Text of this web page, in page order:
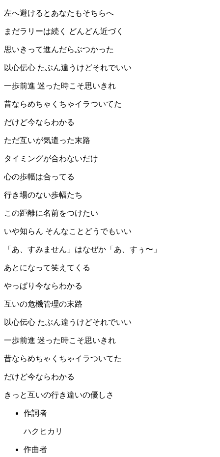
左へ避けるとあなたもそちらへ
まだラリーは続く どんどん近づく
思いきって進んだらぶつかった
以心伝心 たぶん違うけどそれでいい
一歩前進 迷った時こそ思いきれ
昔ならめちゃくちゃイラついてた
だけど今ならわかる
ただ互いが気遣った末路
タイミングが合わないだけ
心の歩幅は合ってる
行き場のない歩幅たち
この距離に名前をつけたい
いや知らん そんなことどうでもいい
「あ、すみません」はなぜか「あ、すぅ〜」
あとになって笑えてくる
やっぱり今ならわかる
互いの危機管理の末路
以心伝心 たぶん違うけどそれでいい
一歩前進 迷った時こそ思いきれ
昔ならめちゃくちゃイラついてた
だけど今ならわかる
きっと互いの行き違いの優しさ
作詞者
ハクヒカリ
作曲者